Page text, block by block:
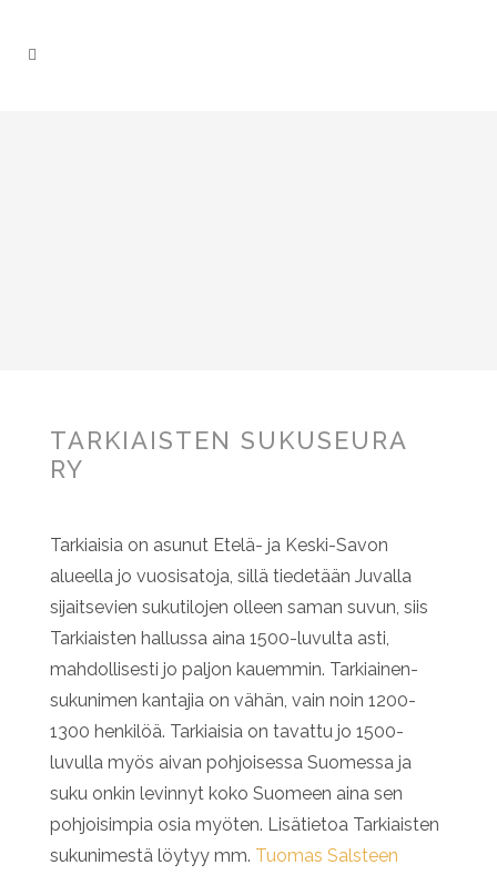
TARKIAISTEN SUKUSEURA
RY
Tarkiaisia on asunut Etelä- ja Keski-Savon
alueella jo vuosisatoja, sillä tiedetään Juvalla
sijaitsevien sukutilojen olleen saman suvun, siis
Tarkiaisten hallussa aina 1500-luvulta asti,
mahdollisesti jo paljon kauemmin. Tarkiainen-
sukunimen kantajia on vähän, vain noin 1200-
1300 henkilöä. Tarkiaisia on tavattu jo 1500-
luvulla myös aivan pohjoisessa Suomessa ja
suku onkin levinnyt koko Suomeen aina sen
pohjoisimpia osia myöten. Lisätietoa Tarkiaisten
sukunimestä löytyy mm. Tuomas Salsteen